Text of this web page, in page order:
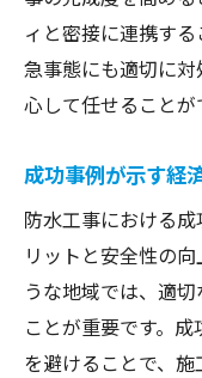
ィと密接に連携す
急事態にも適切に
心して任せることが
成功事例が示す経
防水工事における
リットと安全性の
うな地域では、適
ことが重要です。
を避けることで、